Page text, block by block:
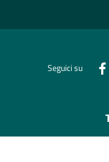
Seguici su